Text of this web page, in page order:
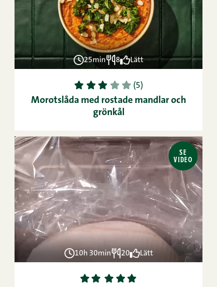
25min 8 Lätt
1 2 3 4 5 (5)
Morotslåda med rostade mandlar och
grönkål
SE
VIDEO
10h 30min 20 Lätt
1 2 3 4 5